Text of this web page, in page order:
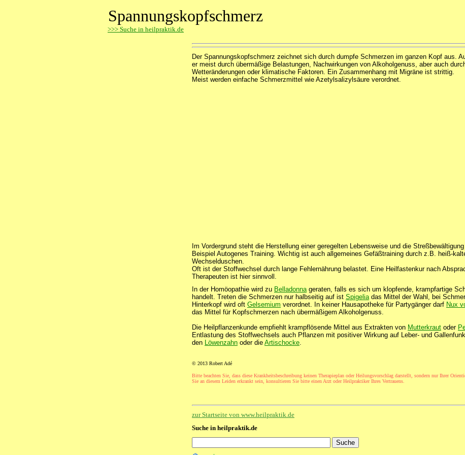
Spannungskopfschmerz
>>> Suche in heilpraktik.de
Der Spannungskopfschmerz zeichnet sich durch dumpfe Schmerzen im ganzen Kopf aus.
er meist durch übermäßige Belastungen, Nachwirkungen von Alkoholgenuss, aber auch
Wetteränderungen oder klimatische Faktoren. Ein Zusammenhang mit Migräne ist strittig.
Meist werden einfache Schmerzmittel wie Azetylsalizylsäure verordnet.
Im Vordergrund steht die Herstellung einer geregelten Lebensweise und die
Beispiel Autogenes Training. Wichtig ist auch allgemeines Gefäßtraining durch z.B. heiß-
Wechselduschen.
Oft ist der Stoffwechsel durch lange Fehlernährung belastet. Eine Heilfastenkur nach
Therapeuten ist hier sinnvoll.
In der Homöopathie wird zu Belladonnageraten, falls es sich um klopfende, krampfartige
handelt. Treten die Schmerzen nur halbseitig auf ist Spigeliadas Mittel der Wahl, bei
Hinterkopf wird oft Gelsemium verordnet. In keiner Hausapotheke für Partygänger darf Nux
das Mittel für Kopfschmerzen nach übermäßigem Alkoholgenuss.
Die Heilpflanzenkunde empfiehlt krampflösende Mittel aus Extrakten von Mutterkraut oder
Entlastung des Stoffwechsels auch Pflanzen mit positiver Wirkung auf Leber- und
den Löwenzahn oder die Artischocke.
© 2013 Robert Adé
Bitte beachten Sie, dass diese Krankheitsbeschreibung keinen Therapieplan oder Heilungsvorschlag darstellt, sondern nur Ihrer
Sie an diesem Leiden erkrankt sein, konsultieren Sie bitte einen Arzt oder Heilpraktiker Ihres Vertrauens.
zur Startseite von www.heilpraktik.de
Suche in heilpraktik.de